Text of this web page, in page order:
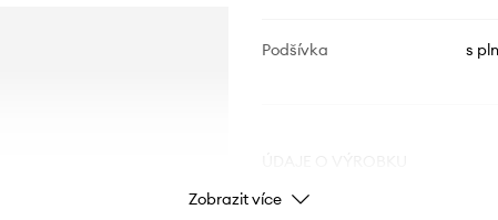
Podšívka
s
Zobrazit více